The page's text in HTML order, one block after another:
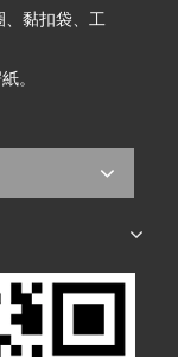
、黏扣袋、工
。